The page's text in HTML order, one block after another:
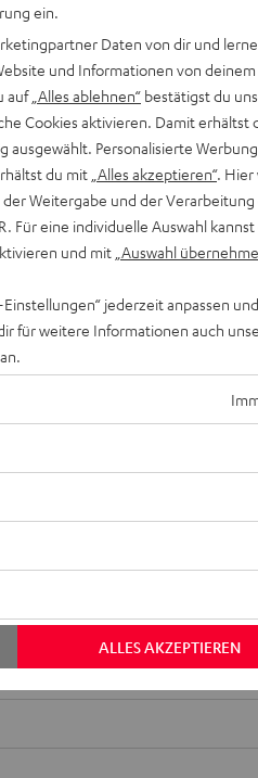
ein.
Daten von dir und
und Informationen von deinem
auf „Alles ablehnen“ bestätigst du
Cookies aktivieren. Damit erhältst
ausgewählt. Personalisierte
du mit „Alles akzeptieren“. Hier
Weitergabe und der
Für eine individuelle Auswahl
und mit „Auswahl
jederzeit anpassen
für weitere Informationen auch
an.
ALLES AKZEPTIEREN